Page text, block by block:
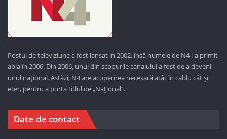
Postul de televiziune a fost lansat in 2002, însă numele de N4 l-a primit
abia în 2006. Din 2006, unul din scopurile canalului a fost de a deveni
unul național. Astăzi, N4 are acoperirea necesară atât în cablu cât și
eter, pentru a purta titlul de „Național”.
Date de contact